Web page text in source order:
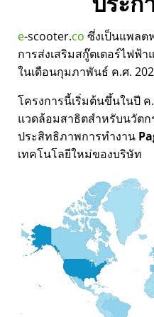
e-scooter.co ซึ่งเป็นแพลต
การส่งเสริมสกู๊ตเตอร์ไฟฟ้
ในเดือนกุมภาพันธ์ ค.ศ.
โครงการนี้เริ่มต้นขึ้นในปี
แวดล้อมสาธิตสำหรับนวัตก
ประสิทธิภาพการทำงาน
เทคโนโลยีใหม่ของบริษัท